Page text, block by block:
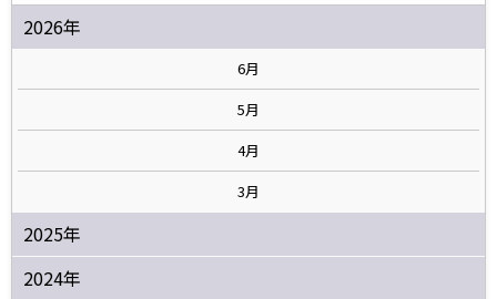
2026年
6月
5月
4月
3月
2025年
2024年